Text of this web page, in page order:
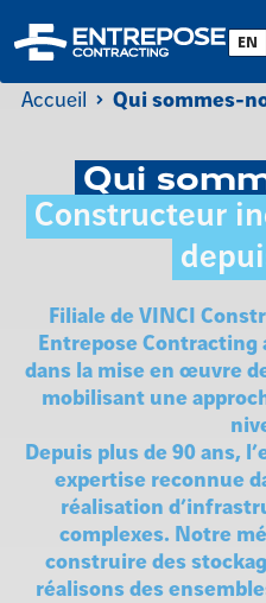
EN
Accueil Qui sommes-
Qui
Constructeur
Filiale de VINCI
Entrepose
dans la mise en œuvre
mobilisant une
Depuis plus de 90 ans,
expertise reconnue
réalisation
complexes. Notre
construire des
réalisons des